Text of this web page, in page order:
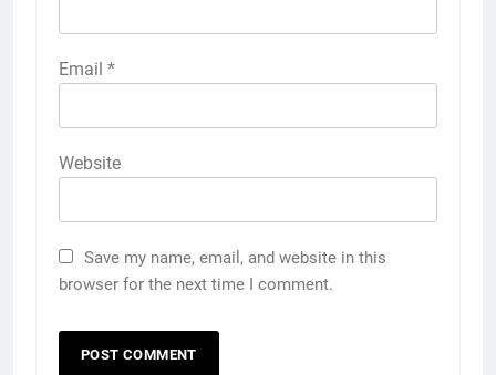
Email *
Website
Save my name, email, and website in this
browser for the next time I comment.